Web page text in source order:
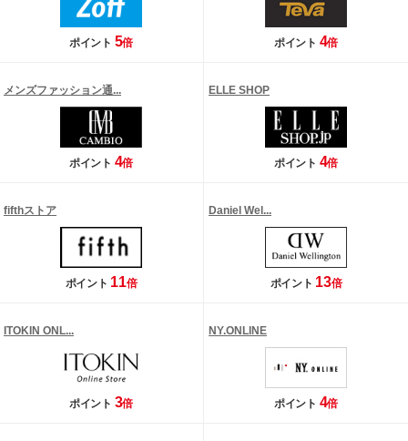
ポイント 5倍 ポイント 4倍
メンズファッション通...
ポイント 4倍
ELLE SHOP
ポイント 4倍
fifthストア
ポイント 11倍
Daniel Wel...
ポイント 13倍
ITOKIN ONL...
ポイント 3倍
NY.ONLINE
ポイント 4倍